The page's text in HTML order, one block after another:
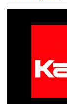
Redes
sociales
streaming
Operadores